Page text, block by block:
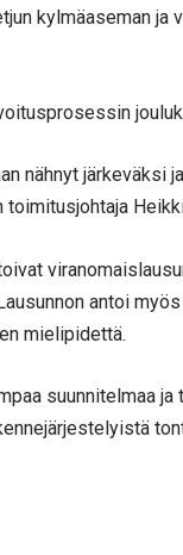
kylmäaseman ja
nähnyt järkeväksi
antoi
mielipidettä.
suunnitelmaa ja